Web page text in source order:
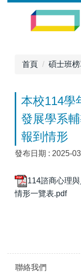
首頁 碩士班
本校114學
發展學系
報到情形
發布日期 : 2025-
114諮商心理
情形一覽表.pdf
聯絡我們